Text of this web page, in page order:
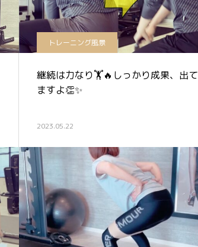
トレーニング風景
継続は力なり🏋️🔥しっかり成果、出て
ますよ👏✨
2023.05.22